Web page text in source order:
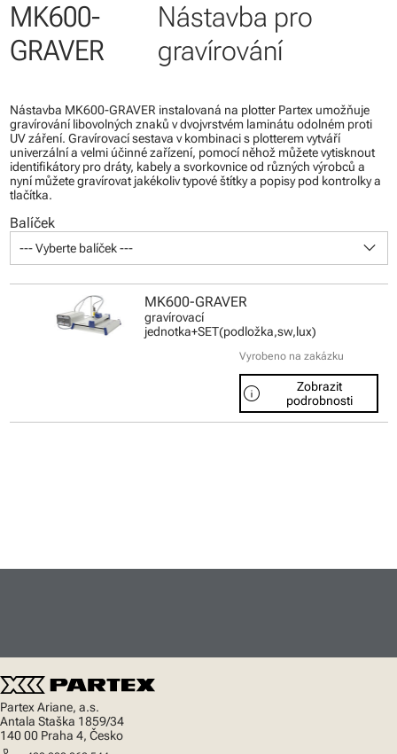
MK600-
GRAVER
Nástavba pro
gravírování
Nástavba MK600-GRAVER instalovaná na plotter Partex umožňuje
gravírování libovolných znaků v dvojvrstvém laminátu odolném proti
UV záření. Gravírovací sestava v kombinaci s plotterem vytváří
univerzální a velmi účinné zařízení, pomocí něhož můžete vytisknout
identifikátory pro dráty, kabely a svorkovnice od různých výrobců a
nyní můžete gravírovat jakékoliv typové štítky a popisy pod kontrolky a
tlačítka.
Balíček
--- Vyberte balíček --- keyboard_arrow_down
MK600-GRAVER
gravírovací
jednotka+SET(podložka,sw,lux)
Vyrobeno na zakázku
info
Zobrazit
podrobnosti
Partex Ariane, a.s.
Antala Staška 1859/34
140 00 Praha 4, Česko